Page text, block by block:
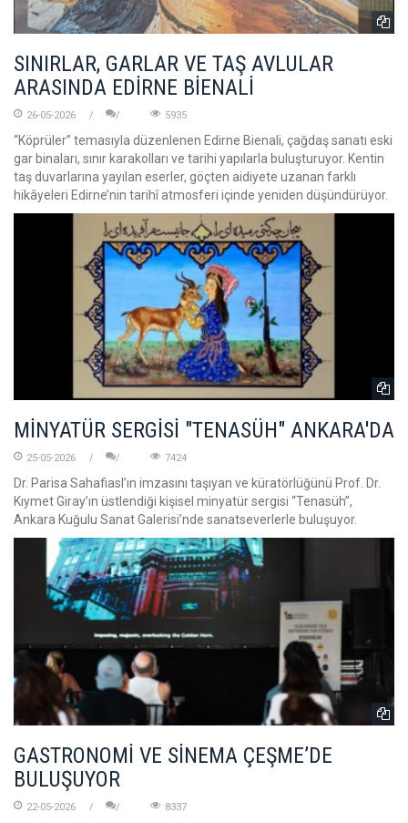
SINIRLAR, GARLAR VE TAŞ AVLULAR
ARASINDA EDİRNE BİENALİ
26-05-2026 5935
“Köprüler” temasıyla düzenlenen Edirne Bienali, çağdaş sanatı eski
gar binaları, sınır karakolları ve tarihi yapılarla buluşturuyor. Kentin
taş duvarlarına yayılan eserler, göçten aidiyete uzanan farklı
hikâyeleri Edirne’nin tarihî atmosferi içinde yeniden düşündürüyor.
MİNYATÜR SERGİSİ "TENASÜH" ANKARA'DA
25-05-2026 7424
Dr. Parisa Sahafiasl’ın imzasını taşıyan ve küratörlüğünü Prof. Dr.
Kıymet Giray’ın üstlendiği kişisel minyatür sergisi “Tenasüh”,
Ankara Kuğulu Sanat Galerisi’nde sanatseverlerle buluşuyor.
GASTRONOMİ VE SİNEMA ÇEŞME’DE
BULUŞUYOR
22-05-2026 8337